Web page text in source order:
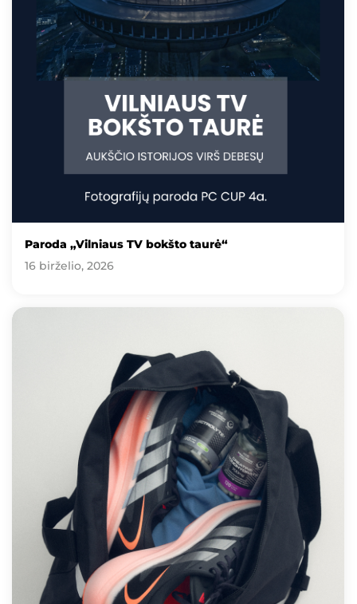
Paroda „Vilniaus TV bokšto taurė“
16 birželio, 2026